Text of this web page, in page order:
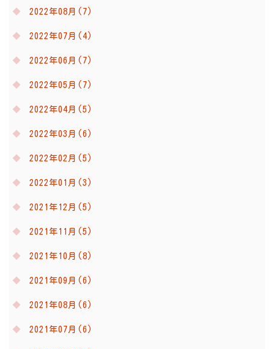
2022年08月(7)
2022年07月(4)
2022年06月(7)
2022年05月(7)
2022年04月(5)
2022年03月(6)
2022年02月(5)
2022年01月(3)
2021年12月(5)
2021年11月(5)
2021年10月(8)
2021年09月(6)
2021年08月(6)
2021年07月(6)